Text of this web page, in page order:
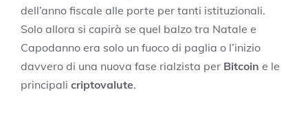
dell’anno fiscale alle porte per tanti istituzionali.
Solo allora si capirà se quel balzo tra Natale e
Capodanno era solo un fuoco di paglia o l’inizio
davvero di una nuova fase rialzista per Bitcoin e le
principali criptovalute.